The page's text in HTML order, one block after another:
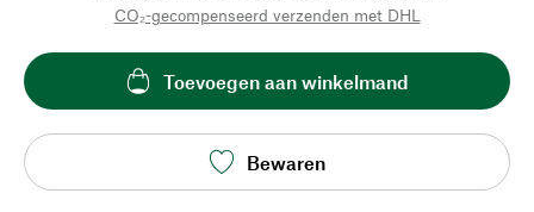
CO₂-gecompenseerd verzenden met DHL
Toevoegen aan winkelmand
Bewaren